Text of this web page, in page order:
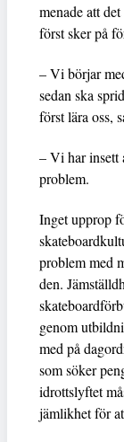
menade att
först sker på
– Vi börjar
sedan ska
först lära oss,
– Vi har insett
problem.
Inget upprop
problem med
den.
genom
med på
som söker
idrottslyftet
jämlikhet för